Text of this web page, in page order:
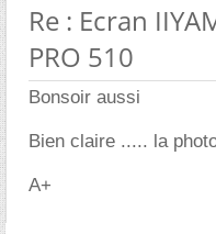
Re : Ecran
PRO 510
Bonsoir aussi
Bien claire ..... la
A+